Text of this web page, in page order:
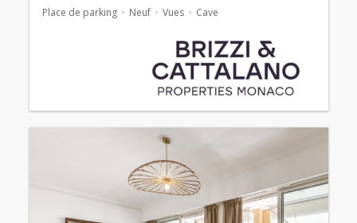
Place de parking Neuf Vues Cave